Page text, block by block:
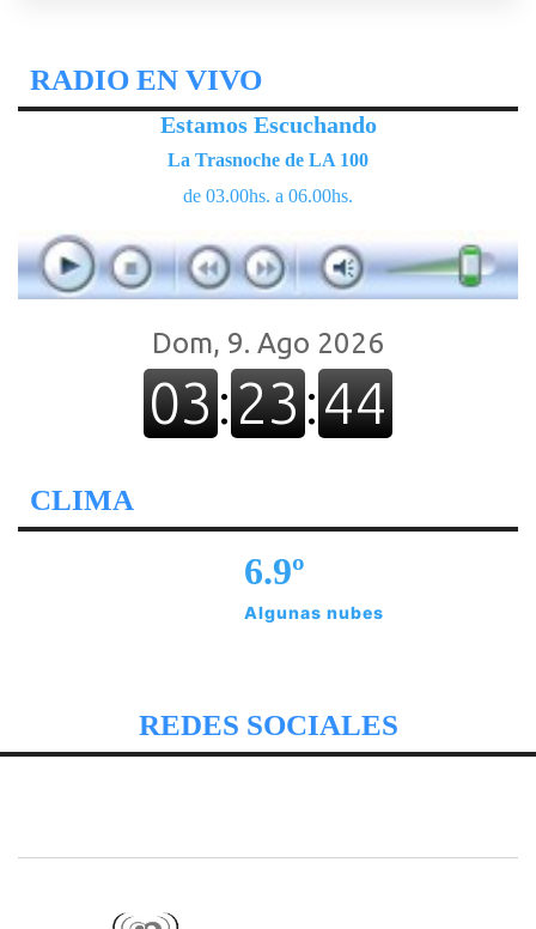
RADIO EN VIVO
Estamos Escuchando
La Trasnoche de LA 100
de 03.00hs. a 06.00hs.
CLIMA
6.9º
Algunas nubes
REDES SOCIALES